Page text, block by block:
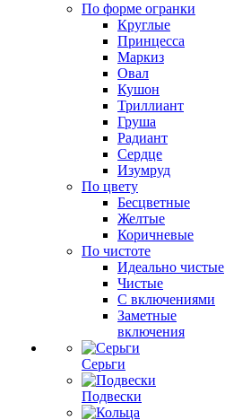
По форме огранки
Круглые
Принцесса
Маркиз
Овал
Кушон
Триллиант
Груша
Радиант
Сердце
Изумруд
По цвету
Бесцветные
Желтые
Коричневые
По чистоте
Идеально чистые
Чистые
С включениями
Заметные
включения
Серьги
Подвески